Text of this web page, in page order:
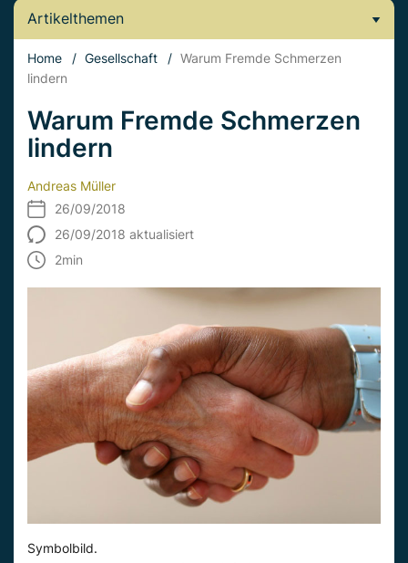
Artikelthemen
Home / Gesellschaft / Warum Fremde Schmerzen
lindern
Warum Fremde Schmerzen
lindern
Andreas Müller
26/09/2018
26/09/2018 aktualisiert
2min
Symbolbild.